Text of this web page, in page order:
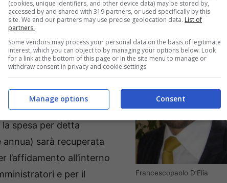
Francescopaolo D’Elia
– si chiede se,
presenti professionalità
esterno all’Ente;
tali incarichi al
possesso dei requisiti
nella delibera 87 del
spesa per detta
sarà recuperata
l’affidamento all’interno
e per il
(cookies, unique identifiers, and other device data) may be stored by,
accessed by and shared with 319 partners, or used specifically by this
site. We and our partners may use precise geolocation data. List of
partners.
Some vendors may process your personal data on the basis of legitimate
interest, which you can object to by managing your options below. Look
for a link at the bottom of this page or in the site menu to manage or
withdraw consent in privacy and cookie settings.
Consent
Manage options